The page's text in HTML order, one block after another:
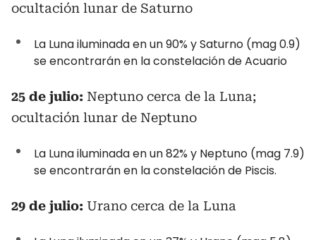
ocultación lunar de Saturno
La Luna iluminada en un 90% y Saturno (mag 0.9)
se encontrarán en la constelación de Acuario
25 de julio: Neptuno cerca de la Luna;
ocultación lunar de Neptuno
La Luna iluminada en un 82% y Neptuno (mag 7.9)
se encontrarán en la constelación de Piscis.
29 de julio: Urano cerca de la Luna